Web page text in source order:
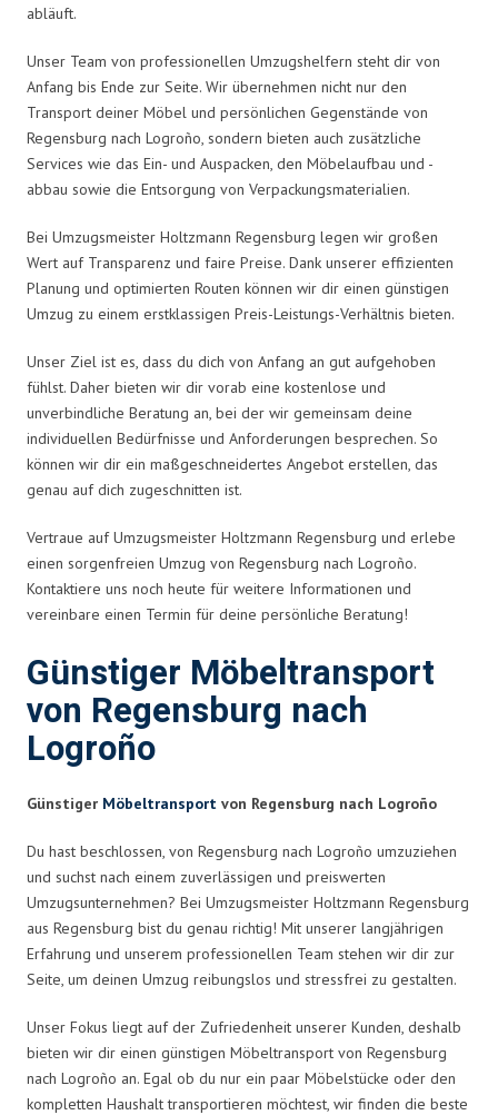
abläuft.
Unser Team von professionellen Umzugshelfern steht dir von
Anfang bis Ende zur Seite. Wir übernehmen nicht nur den
Transport deiner Möbel und persönlichen Gegenstände von
Regensburg nach Logroño, sondern bieten auch zusätzliche
Services wie das Ein- und Auspacken, den Möbelaufbau und -
abbau sowie die Entsorgung von Verpackungsmaterialien.
Bei Umzugsmeister Holtzmann Regensburg legen wir großen
Wert auf Transparenz und faire Preise. Dank unserer effizienten
Planung und optimierten Routen können wir dir einen günstigen
Umzug zu einem erstklassigen Preis-Leistungs-Verhältnis bieten.
Unser Ziel ist es, dass du dich von Anfang an gut aufgehoben
fühlst. Daher bieten wir dir vorab eine kostenlose und
unverbindliche Beratung an, bei der wir gemeinsam deine
individuellen Bedürfnisse und Anforderungen besprechen. So
können wir dir ein maßgeschneidertes Angebot erstellen, das
genau auf dich zugeschnitten ist.
Vertraue auf Umzugsmeister Holtzmann Regensburg und erlebe
einen sorgenfreien Umzug von Regensburg nach Logroño.
Kontaktiere uns noch heute für weitere Informationen und
vereinbare einen Termin für deine persönliche Beratung!
Günstiger Möbeltransport
von Regensburg nach
Logroño
Günstiger Möbeltransport von Regensburg nach Logroño
Du hast beschlossen, von Regensburg nach Logroño umzuziehen
und suchst nach einem zuverlässigen und preiswerten
Umzugsunternehmen? Bei Umzugsmeister Holtzmann Regensburg
aus Regensburg bist du genau richtig! Mit unserer langjährigen
Erfahrung und unserem professionellen Team stehen wir dir zur
Seite, um deinen Umzug reibungslos und stressfrei zu gestalten.
Unser Fokus liegt auf der Zufriedenheit unserer Kunden, deshalb
bieten wir dir einen günstigen Möbeltransport von Regensburg
nach Logroño an. Egal ob du nur ein paar Möbelstücke oder den
kompletten Haushalt transportieren möchtest, wir finden die beste